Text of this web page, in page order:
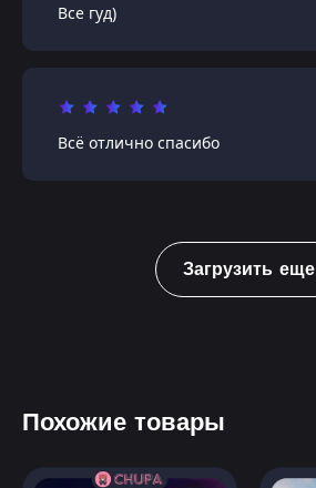
Все гуд)
Всё отлично спасибо
Загрузить еще
Похожие товары